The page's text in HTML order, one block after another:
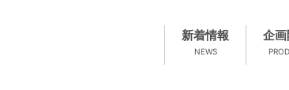
新着情報
NEWS
企